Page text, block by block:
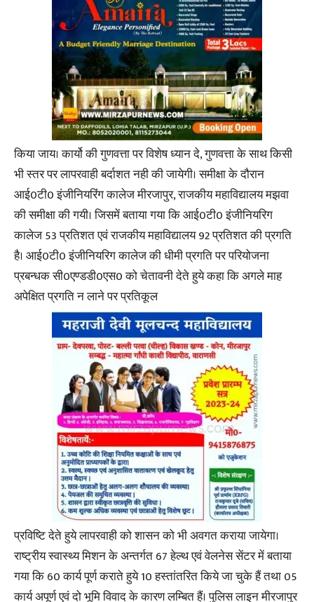
किया जाय। कार्यो की गुणवत्ता पर विशेष ध्यान दे, गुणवत्ता के साथ किसी
भी स्तर पर लापरवाही बर्दाशत नही की जायेगी। समीक्षा के दौरान
आई0टी0 इंजीनियरिंग कालेज मीरजापुर, राजकीय महाविद्यालय मझवा
की समीक्षा की गयी। जिसमें बताया गया कि आई0टी0 इंजीनियरिग
कालेज 53 प्रतिशत एवं राजकीय महाविद्यालय 92 प्रतिशत की प्रगति
है। आई0टी0 इंजीनियरिग कालेज की धीमी प्रगति पर परियोजना
प्रबन्धक सी0एण्डडी0एस0 को चेतावनी देते हुये कहा कि अगले माह
अपेक्षित प्रगति न लाने पर प्रतिकूल
प्रविष्टि देते हुये लापरवाही को शासन को भी अवगत कराया जायेगा।
राष्ट्रीय स्वास्थ्य मिशन के अन्तर्गत 67 हेल्थ एवं वेलनेस सेंटर में बताया
गया कि 60 कार्य पूर्ण कराते हुये 10 हस्तांतरित किये जा चुके हैं तथा 05
कार्य अपूर्ण एवं दो भूमि विवाद के कारण लम्बित हैं। पुलिस लाइन मीरजापुर